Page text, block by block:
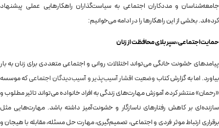
جامعه‌شناسان و مددکاران اجتماعی به سیاست‌گذاران راهکارهایی عملی پیشنهاد
کرده‌اند. بخشی از این راهکارها را در ادامه می‌خوانیم:
حمایت اجتماعی، سپر بلای محافظت از زنان
پیامدهای خشونت خانگی می‌تواند اختلالات روانی و اجتماعی متعددی برای زنان به بار
بیاورد. اما به گزارش کتاب وضعیت اقشار آسیب‌پذیر و آسیب‌دیدگان اجتماعیکه موسسه
«رحمان» منتشر کرده، آموزش مهارت‌های زندگی به افراد خانواده می‌تواند تاثیر مطلوب و
سازنده‌ای بر کاهش رفتارهای ناسازگار و خشونت‌آمیز داشته باشد. مهارت‌هایی مثل
برقراری ارتباط موثر فردی و اجتماعی، تصمیم‌گیری، مهارت حل مسئله، مقابله با هیجان و